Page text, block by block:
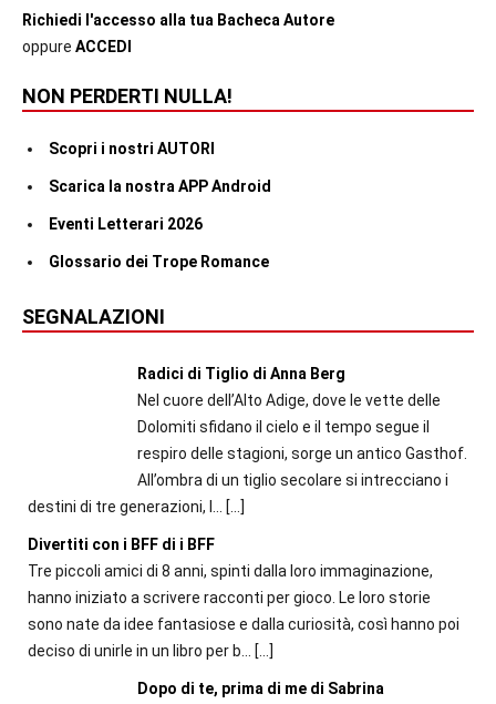
Richiedi l'accesso alla tua Bacheca Autore
oppure ACCEDI
NON PERDERTI NULLA!
Scopri i nostri AUTORI
Scarica la nostra APP Android
Eventi Letterari 2026
Glossario dei Trope Romance
SEGNALAZIONI
Radici di Tiglio di Anna Berg
Nel cuore dell’Alto Adige, dove le vette delle
Dolomiti sfidano il cielo e il tempo segue il
respiro delle stagioni, sorge un antico Gasthof.
All’ombra di un tiglio secolare si intrecciano i
destini di tre generazioni, l...
[…]
Divertiti con i BFF di i BFF
Tre piccoli amici di 8 anni, spinti dalla loro immaginazione,
hanno iniziato a scrivere racconti per gioco. Le loro storie
sono nate da idee fantasiose e dalla curiosità, così hanno poi
deciso di unirle in un libro per b...
[…]
Dopo di te, prima di me di Sabrina